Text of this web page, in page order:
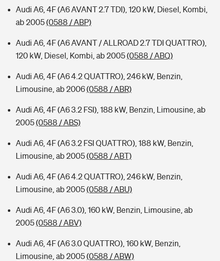
Audi A6, 4F (A6 AVANT 2.7 TDI), 120 kW, Diesel, Kombi,
ab 2005(0588 / ABP)
Audi A6, 4F (A6 AVANT / ALLROAD 2.7 TDI QUATTRO),
120 kW, Diesel, Kombi, ab 2005(0588 / ABQ)
Audi A6, 4F (A6 4.2 QUATTRO), 246 kW, Benzin,
Limousine, ab 2006(0588 / ABR)
Audi A6, 4F (A6 3.2 FSI), 188 kW, Benzin, Limousine, ab
2005(0588 / ABS)
Audi A6, 4F (A6 3.2 FSI QUATTRO), 188 kW, Benzin,
Limousine, ab 2005(0588 / ABT)
Audi A6, 4F (A6 4.2 QUATTRO), 246 kW, Benzin,
Limousine, ab 2005(0588 / ABU)
Audi A6, 4F (A6 3.0), 160 kW, Benzin, Limousine, ab
2005(0588 / ABV)
Audi A6, 4F (A6 3.0 QUATTRO), 160 kW, Benzin,
Limousine, ab 2005(0588 / ABW)